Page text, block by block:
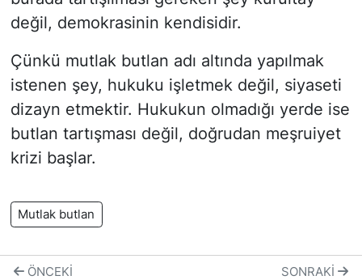
değil, demokrasinin kendisidir.
Çünkü mutlak butlan adı altında yapılmak
istenen şey, hukuku işletmek değil, siyaseti
dizayn etmektir. Hukukun olmadığı yerde ise
butlan tartışması değil, doğrudan meşruiyet
krizi başlar.
Mutlak butlan
ÖNCEKI SONRAKI